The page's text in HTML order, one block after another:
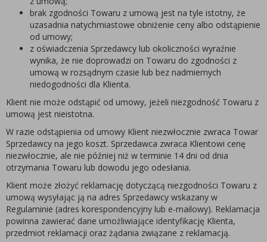
brak zgodności Towaru z umową jest na tyle istotny, że
uzasadnia natychmiastowe obniżenie ceny albo odstąpienie
od umowy;
z oświadczenia Sprzedawcy lub okoliczności wyraźnie
wynika, że nie doprowadzi on Towaru do zgodności z
umową w rozsądnym czasie lub bez nadmiernych
niedogodności dla Klienta.
Klient nie może odstąpić od umowy, jeżeli niezgodność Towaru z
umową jest nieistotna.
W razie odstąpienia od umowy Klient niezwłocznie zwraca Towar
Sprzedawcy na jego koszt. Sprzedawca zwraca Klientowi cenę
niezwłocznie, ale nie później niż w terminie 14 dni od dnia
otrzymania Towaru lub dowodu jego odesłania.
Klient może złożyć reklamację dotyczącą niezgodności Towaru z
umową wysyłając ją na adres Sprzedawcy wskazany w
Regulaminie (adres korespondencyjny lub e-mailowy). Reklamacja
powinna zawierać dane umożliwiające identyfikację Klienta,
przedmiot reklamacji oraz żądania związane z reklamacją.